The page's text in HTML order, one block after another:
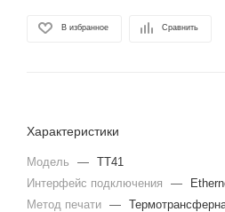
В избранное Сравнить
Характеристики
Модель — TT41
Интерфейс подключения
—
Метод печати —